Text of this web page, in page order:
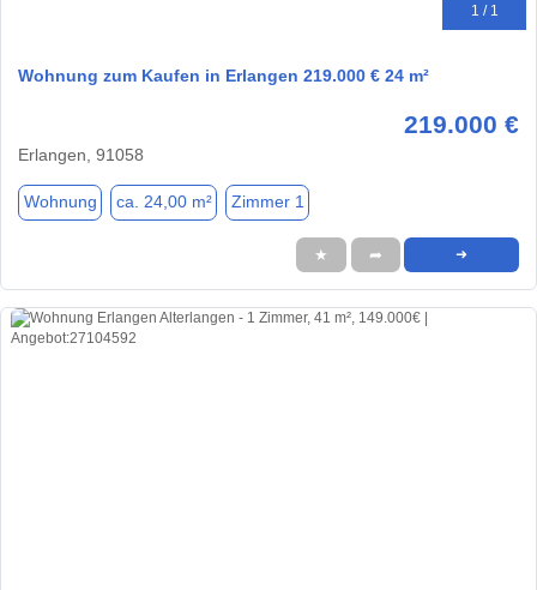
1 / 1
Wohnung zum Kaufen in Erlangen 219.000 € 24 m²
219.000 €
Erlangen, 91058
Wohnung ca. 24,00 m² Zimmer 1
★ ➦ ➜